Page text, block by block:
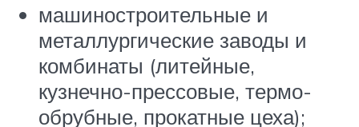
машиностроительные и
металлургические заводы и
комбинаты (литейные,
кузнечно-прессовые, термо-
обрубные, прокатные цеха);